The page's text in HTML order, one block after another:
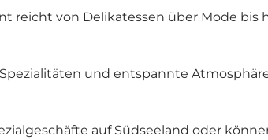
reicht von Delikatessen über Mode bis
und entspannte
auf Südseeland oder